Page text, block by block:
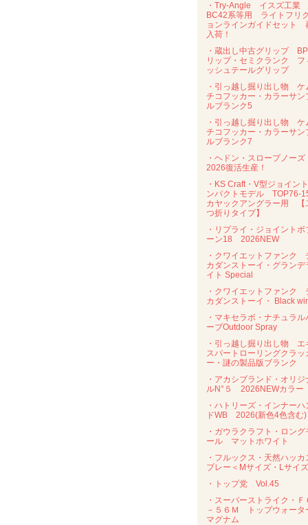
・Try-Angle イスズ工業
BC42系等用 ライトフリ
ョンラインガイドセット
入荷！
・蔵出し中古グリップ
リップ・セミクランク フ
ッシュテールグリップ
・引っ越し掘り出し物 ケ
チコフッカー・カラーサン
ルブランク5
・引っ越し掘り出し物 ケ
チコフッカー・カラーサン
ルブランク7
・ヘドン・スロープノーズ
2026復活生産！
・KS Craft・V型ジョイン
ンパクトモデル TOP76-
カヤックアングラー用 【
つ折りタイプ】
・リプライ・ジョイントボ
ーン18 2026NEW
・クワイエットファンク
カダンストーイ・グランデ
イト Special
・クワイエットファンク
カダンストーイ・ Black
・マキセラボ・ナチュラル
ーブOutdoor Spray
・引っ越し掘り出し物 エ
スパートローリングクラッ
ー・謎の製品版ブランク
・アカシブランド・オリジ
ルN°５ 2026NEWカラー
・ハトリーズ・インナーハ
ドWB 2026(新色4色含む)
・ガウラクラフト・ロング
ール マットホワイト
・フルックス・天然ハッカ
プレー＜Mサイズ・Lサイ
・トップ党 Vol.45
・スーパーストライク・Ｆ
－５６Ｍ トップウォータ
マグナム